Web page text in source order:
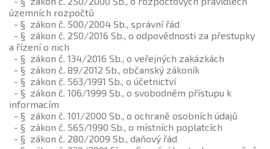
územních rozpočtů
- § zákon č. 500/2004 Sb., správní řád
- § zákon č. 250/2016 Sb., o odpovědnosti za přestupky
a řízení o nich
- § zákon č. 134/2016 Sb., o veřejných zakázkách
- § zákon č. 89/2012 Sb., občanský zákoník
- § zákon č. 563/1991 Sb., o účetnictví
- § zákon č. 106/1999 Sb., o svobodném přístupu k
informacím
- § zákon č. 101/2000 Sb., o ochraně osobních údajů
- § zákon č. 565/1990 Sb., o místních poplatcích
- § zákon č. 280/2009 Sb., daňový řád